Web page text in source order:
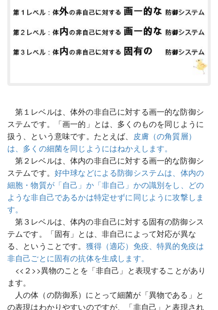
第１レベルは、体外の非自己に対する画一的な防御シ
ステムです。「画一的」とは、多くのものを同じように
扱う、という意味です。たとえば、
皮膚（の角質層）
は、多くの細菌を同じようにはねかえします。
第２レベルは、体内の非自己に対する画一的な防御シ
ステムです。 好中球などによる防御システムは、体内の
細胞・物質が「自己」か「非自己」かの識別をし、どの
ような非自己であるかは特定せずに同じように攻撃しま
す。
第３レベルは、体内の非自己に対する固有の防御シス
テムです。「固有」とは、非自己によって対応が異な
る、ということです。 獲得（適応）免疫、特異的免疫は
非自己ごとに固有の抗体を生成します。
<<２>>異物のことを「非自己」と表現することがあり
ます。
人の体（の防御系）にとって細菌が「異物である」と
の表現はわかりやすいのですが、「非自己」と表現され